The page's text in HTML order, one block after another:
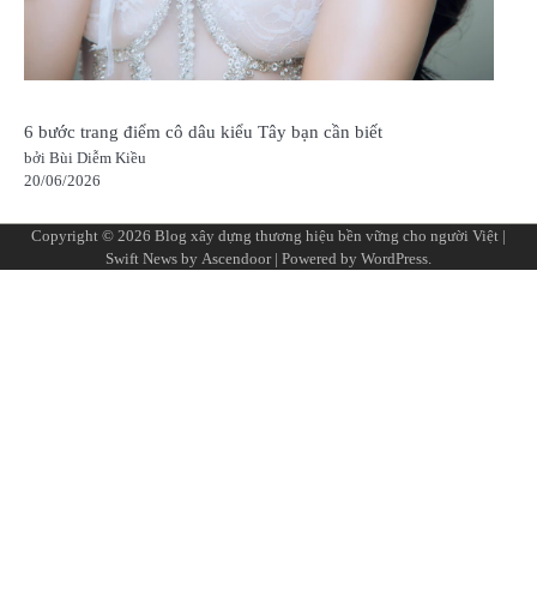
6 bước trang điểm cô dâu kiểu Tây bạn cần biết
bởi Bùi Diễm Kiều
20/06/2026
Copyright © 2026 Blog xây dựng thương hiệu bền vững cho người Việt |
Swift News by Ascendoor| Powered by WordPress.